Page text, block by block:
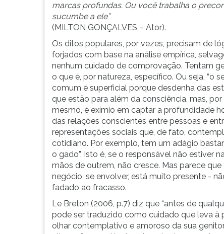
marcas profundas. Ou você trabalha o
sucumbe a ele”
(MILTON GONÇALVES – Ator).
Os ditos populares, por vezes, precisam de
forjados com base na análise empírica,
nenhum cuidado de comprovação. Tentam
o que é, por natureza, específico. Ou seja, “o
comum é superficial porque desdenha das
que estão para além da consciência, mas, por
mesmo, é exímio em captar a profundidade
das relações conscientes entre pessoas e
representações sociais que, de fato,
cotidiano. Por exemplo, tem um adágio
o gado”. Isto é, se o responsável não estiver
mãos de outrem, não cresce. Mas parece
negócio, se envolver, está muito presente -
fadado ao fracasso.
Le Breton (2006, p.7) diz que “antes de
pode ser traduzido como cuidado que leva à
olhar contemplativo e amoroso da sua